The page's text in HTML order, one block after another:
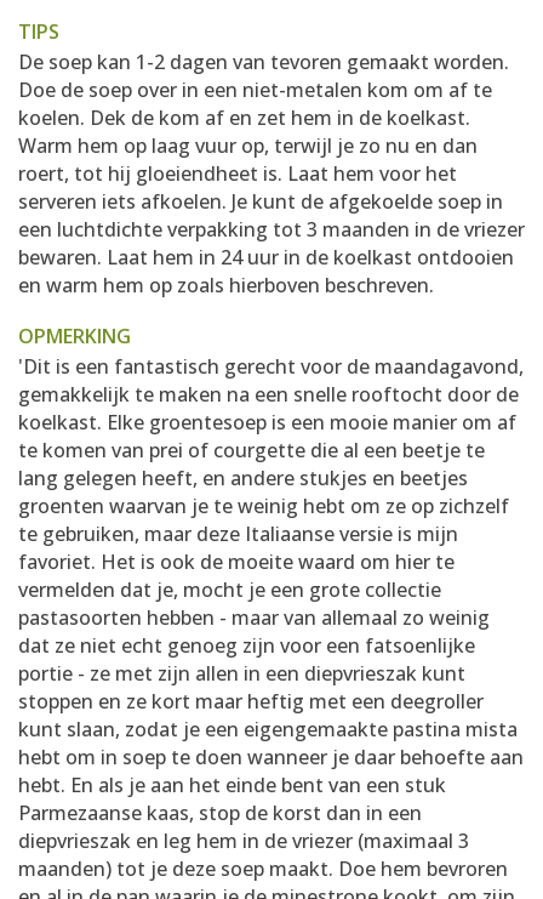
TIPS
De soep kan 1-2 dagen van tevoren gemaakt worden.
Doe de soep over in een niet-metalen kom om af te
koelen. Dek de kom af en zet hem in de koelkast.
Warm hem op laag vuur op, terwijl je zo nu en dan
roert, tot hij gloeiendheet is. Laat hem voor het
serveren iets afkoelen. Je kunt de afgekoelde soep in
een luchtdichte verpakking tot 3 maanden in de vriezer
bewaren. Laat hem in 24 uur in de koelkast ontdooien
en warm hem op zoals hierboven beschreven.
OPMERKING
'Dit is een fantastisch gerecht voor de maandagavond,
gemakkelijk te maken na een snelle rooftocht door de
koelkast. Elke groentesoep is een mooie manier om af
te komen van prei of courgette die al een beetje te
lang gelegen heeft, en andere stukjes en beetjes
groenten waarvan je te weinig hebt om ze op zichzelf
te gebruiken, maar deze Italiaanse versie is mijn
favoriet. Het is ook de moeite waard om hier te
vermelden dat je, mocht je een grote collectie
pastasoorten hebben - maar van allemaal zo weinig
dat ze niet echt genoeg zijn voor een fatsoenlijke
portie - ze met zijn allen in een diepvrieszak kunt
stoppen en ze kort maar heftig met een deegroller
kunt slaan, zodat je een eigengemaakte pastina mista
hebt om in soep te doen wanneer je daar behoefte aan
hebt. En als je aan het einde bent van een stuk
Parmezaanse kaas, stop de korst dan in een
diepvrieszak en leg hem in de vriezer (maximaal 3
maanden) tot je deze soep maakt. Doe hem bevroren